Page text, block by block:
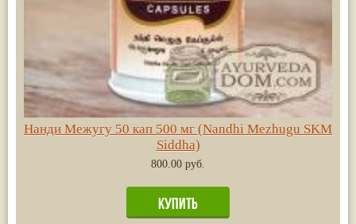
Нанди Межугу 50 кап 500 мг (Nandhi Mezhugu SKM
Siddha)
800.00 руб.